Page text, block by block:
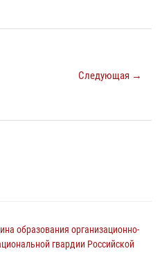
Следующая →
образования организационно-
гвардии Российской